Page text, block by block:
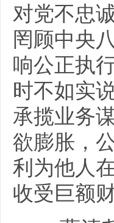
对党不忠
罔顾中央
响公正执
时不如实
承揽业务
欲膨胀，
利为他人
收受巨额财